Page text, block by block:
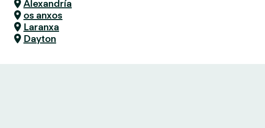
Alexandría
os anxos
Laranxa
Dayton